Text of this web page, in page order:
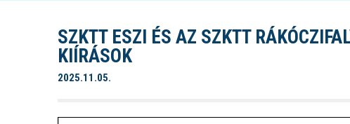
SZKTT ESZI ÉS AZ SZKTT
KIÍRÁSOK
2025.11.05.